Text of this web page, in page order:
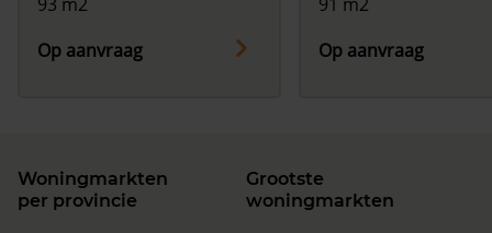
Op aanvraag
Op aanvraag
Woningmarkten
per provincie
Grootste
woningmarkten